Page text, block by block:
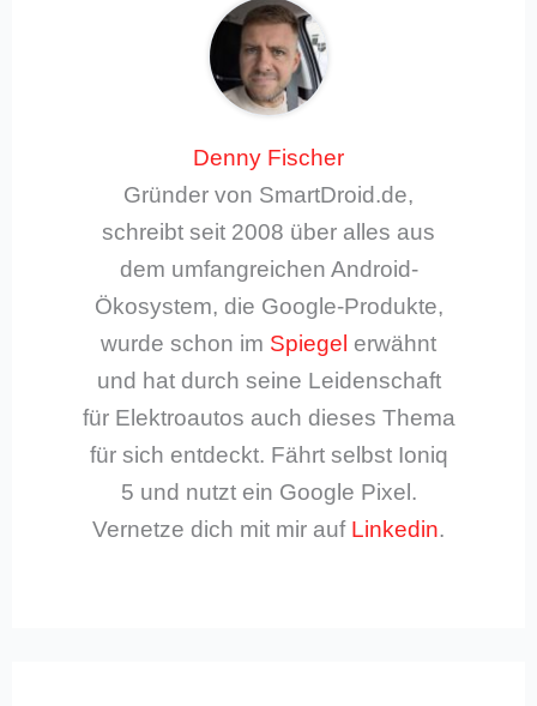
Denny Fischer
Gründer von SmartDroid.de,
schreibt seit 2008 über alles aus
dem umfangreichen Android-
Ökosystem, die Google-Produkte,
wurde schon im Spiegel erwähnt
und hat durch seine Leidenschaft
für Elektroautos auch dieses Thema
für sich entdeckt. Fährt selbst Ioniq
5 und nutzt ein Google Pixel.
Vernetze dich mit mir auf Linkedin.